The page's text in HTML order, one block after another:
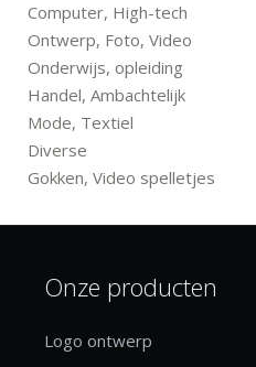
Computer, High-tech
Ontwerp, Foto, Video
Onderwijs, opleiding
Handel, Ambachtelijk
Mode, Textiel
Diverse
Gokken, Video spelletjes
Onze producten
Logo ontwerp